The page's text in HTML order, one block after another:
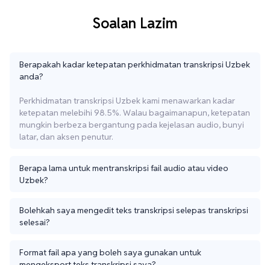
Soalan Lazim
Berapakah kadar ketepatan perkhidmatan transkripsi Uzbek
anda?
Perkhidmatan transkripsi Uzbek kami menawarkan kadar
ketepatan melebihi 98.5%. Walau bagaimanapun, ketepatan
mungkin berbeza bergantung pada kejelasan audio, bunyi
latar, dan aksen penutur.
Berapa lama untuk mentranskripsi fail audio atau video
Uzbek?
Bolehkah saya mengedit teks transkripsi selepas transkripsi
selesai?
Format fail apa yang boleh saya gunakan untuk